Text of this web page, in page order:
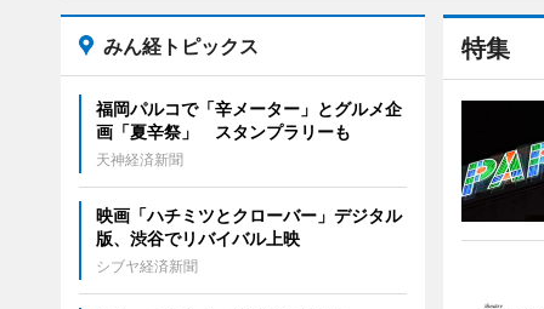
特集
みん経トピックス
福岡パルコで「辛メーター」とグルメ企
画「夏辛祭」 スタンプラリーも
天神経済新聞
映画「ハチミツとクローバー」デジタル
版、渋谷でリバイバル上映
シブヤ経済新聞